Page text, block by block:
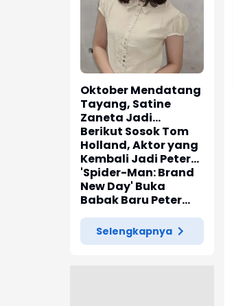
Oktober Mendatang
Tayang, Satine
Zaneta Jadi
Pemeran Utama Film
Siti Si Vampir
Berikut Sosok Tom
Holland, Aktor yang
Kembali Jadi Peter
Parker di 'Spider-
Man: Brand New Day'
'Spider-Man: Brand
New Day' Buka
Babak Baru Peter
Parker di Marvel
Cinematic Universe
Selengkapnya